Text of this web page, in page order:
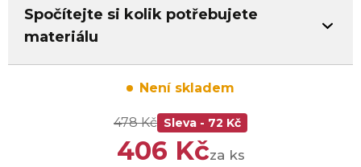
Spočítejte si kolik potřebujete
materiálu
Není skladem
478 Kč Sleva - 72 Kč
406 Kčza ks